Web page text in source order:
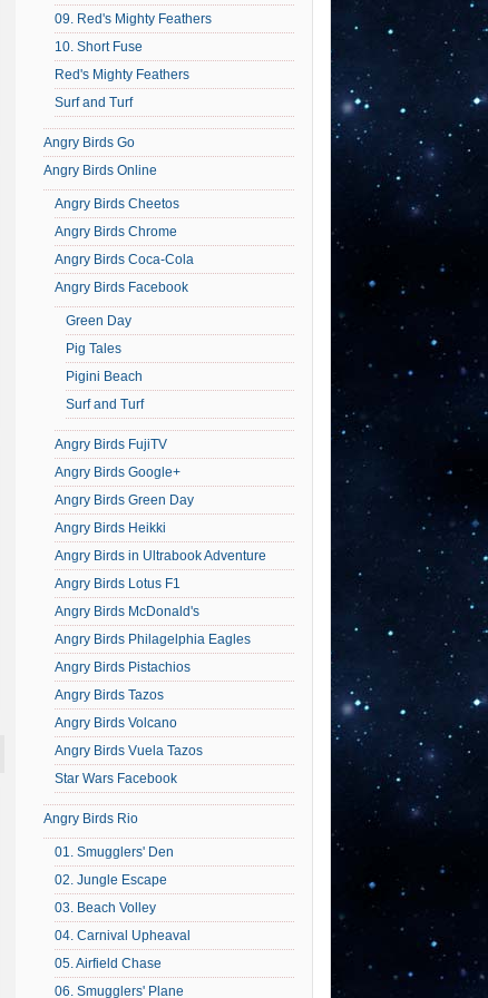
09. Red's Mighty Feathers
10. Short Fuse
Red's Mighty Feathers
Surf and Turf
Angry Birds Go
Angry Birds Online
Angry Birds Cheetos
Angry Birds Chrome
Angry Birds Coca-Cola
Angry Birds Facebook
Green Day
Pig Tales
Pigini Beach
Surf and Turf
Angry Birds FujiTV
Angry Birds Google+
Angry Birds Green Day
Angry Birds Heikki
Angry Birds in Ultrabook Adventure
Angry Birds Lotus F1
Angry Birds McDonald's
Angry Birds Philagelphia Eagles
Angry Birds Pistachios
Angry Birds Tazos
Angry Birds Volcano
Angry Birds Vuela Tazos
Star Wars Facebook
Angry Birds Rio
01. Smugglers' Den
02. Jungle Escape
03. Beach Volley
04. Carnival Upheaval
05. Airfield Chase
06. Smugglers' Plane